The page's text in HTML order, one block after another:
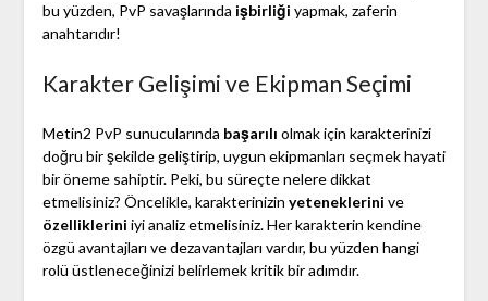
bu yüzden, PvP savaşlarında işbirliği yapmak, zaferin
anahtarıdır!
Karakter Gelişimi ve Ekipman Seçimi
Metin2 PvP sunucularında başarılı olmak için karakterinizi
doğru bir şekilde geliştirip, uygun ekipmanları seçmek hayati
bir öneme sahiptir. Peki, bu süreçte nelere dikkat
etmelisiniz? Öncelikle, karakterinizin yeteneklerini ve
özelliklerini iyi analiz etmelisiniz. Her karakterin kendine
özgü avantajları ve dezavantajları vardır, bu yüzden hangi
rolü üstleneceğinizi belirlemek kritik bir adımdır.